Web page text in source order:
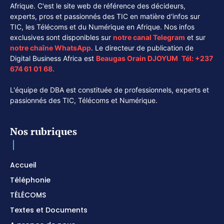
Afrique. C'est le site web de référence des décideurs,
experts, pros et passionnés des TIC en matière d'infos sur
TIC, les Télécoms et du Numérique en Afrique. Nos infos
exclusives sont disponibles sur notre canal Telegram et sur
notre chaîneWhatsApp. Le directeur de publication de
Digital Business Africa est Beaugas Orain DJOYUM. Tél: +237
674 61 01 68.
L'équipe de DBA est constituée de professionnels, experts et
passionnés des TIC, Télécoms et Numérique.
Nos rubriques
Accueil
Téléphonie
TÉLÉCOMS
Textes et Documents